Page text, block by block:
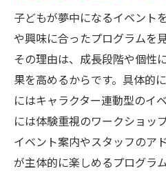
子どもが夢中になるイベント
や興味に合ったプログラムを
その理由は、成長段階や個性
果を高めるからです。具体的
にはキャラクター連動型のイ
には体験重視のワークショッ
イベント案内やスタッフのア
が主体的に楽しめるプログラ